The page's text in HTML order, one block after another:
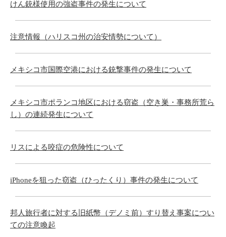
けん銃様使用の強盗事件の発生について
注意情報（ハリスコ州の治安情勢について）
メキシコ市国際空港における銃撃事件の発生について
メキシコ市ポランコ地区における窃盗（空き巣・事務所荒ら
し）の連続発生について
リスによる咬症の危険性について
iPhoneを狙った窃盗（ひったくり）事件の発生について
邦人旅行者に対する旧紙幣（デノミ前）すり替え事案につい
ての注意喚起